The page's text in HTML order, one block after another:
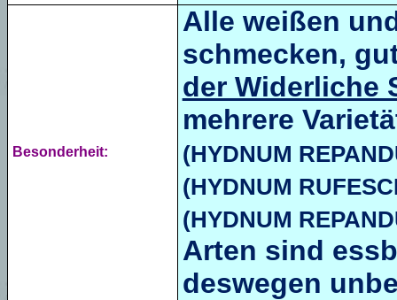
Besonderheit:
Alle weißen
schmecken,
der Widerliche
mehrere
(HYDNUM
(HYDNUM
(HYDNUM
Arten sind
deswegen